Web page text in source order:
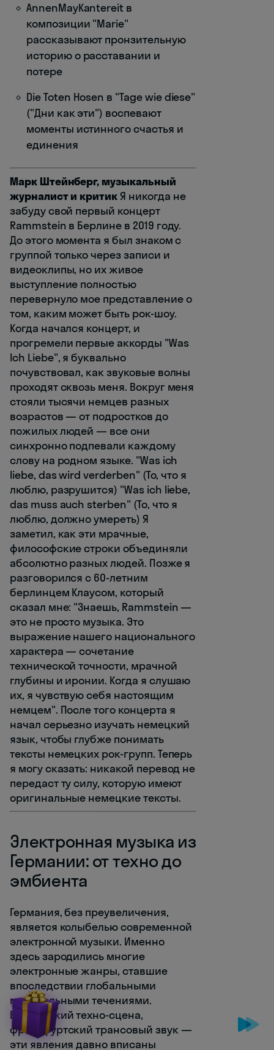
AnnenMayKantereit в
композиции "Marie"
рассказывают пронзительную
историю о расставании и
потере
Die Toten Hosen в "Tage wie diese"
("Дни как эти") воспевают
моменты истинного счастья и
единения
Марк Штейнберг, музыкальный
журналист и критикЯ никогда не
забуду свой первый концерт
Rammstein в Берлине в 2019 году.
До этого момента я был знаком с
группой только через записи и
видеоклипы, но их живое
выступление полностью
перевернуло мое представление о
том, каким может быть рок-шоу.
Когда начался концерт, и
прогремели первые аккорды "Was
Ich Liebe", я буквально
почувствовал, как звуковые волны
проходят сквозь меня. Вокруг меня
стояли тысячи немцев разных
возрастов — от подростков до
пожилых людей — все они
синхронно подпевали каждому
слову на родном языке. "Was ich
liebe, das wird verderben" (То, что я
люблю, разрушится) "Was ich liebe,
das muss auch sterben" (То, что я
люблю, должно умереть) Я
заметил, как эти мрачные,
философские строки объединяли
абсолютно разных людей. Позже я
разговорился с 60-летним
берлинцем Клаусом, который
сказал мне: "Знаешь, Rammstein —
это не просто музыка. Это
выражение нашего национального
характера — сочетание
технической точности, мрачной
глубины и иронии. Когда я слушаю
их, я чувствую себя настоящим
немцем". После того концерта я
начал серьезно изучать немецкий
язык, чтобы глубже понимать
тексты немецких рок-групп. Теперь
я могу сказать: никакой перевод не
передаст ту силу, которую имеют
оригинальные немецкие тексты.
Электронная музыка из
Германии: от техно до
эмбиента
Германия, без преувеличения,
является колыбелью современной
электронной музыки. Именно
здесь зародились многие
электронные жанры, ставшие
впоследствии глобальными
музыкальными течениями.
Берлинский техно-сцена,
франкфуртский трансовый звук —
эти явления давно вписаны